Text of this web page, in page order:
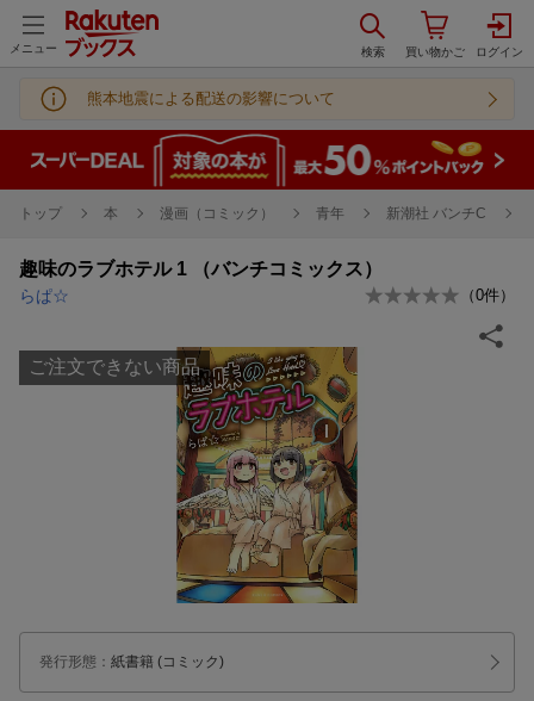
メニュー
熊本地震による配送の影響について
トップ 本 漫画（コミック） 青年 新潮社 バンチC
趣味のラブホテル 1 （バンチコミックス）
らぱ☆ （0件）
ご注文できない商品
発行形態 ： 紙書籍 (コミック)